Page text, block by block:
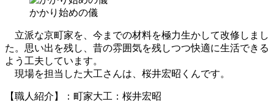
かかり始めの儀
立派な京町家を、今までの材料を極力生かして改修しまし
た。思い出を残し、昔の雰囲気を残しつつ快適に生活できる
よう工夫しています。
現場を担当した大工さんは、桜井宏昭くんです。
【職人紹介】：町家大工：桜井宏昭